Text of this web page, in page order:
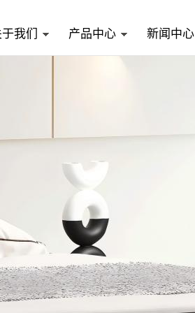
我们 产品中心 新闻中心